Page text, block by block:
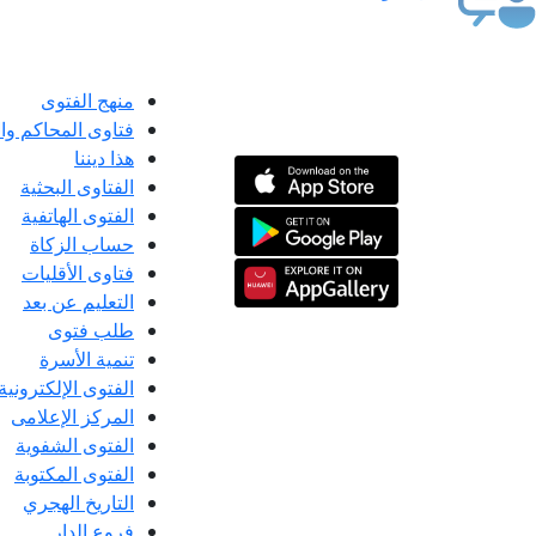
منهج الفتوى
فتاوى المحاكم
هذا ديننا
الفتاوى البحثية
الفتوى الهاتفية
حساب الزكاة
فتاوى الأقليات
التعليم عن بعد
طلب فتوى
تنمية الأسرة
الفتوى الإلكترونية
المركز الإعلامى
الفتوى الشفوية
الفتوى المكتوبة
التاريخ الهجري